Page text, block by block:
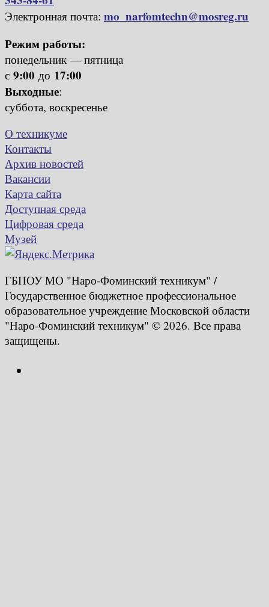
Электронная почта: mo_narfomtechn@mosreg.ru
Режим работы:
понедельник — пятница
с 9:00 до 17:00
Выходные:
суббота, воскресенье
О техникуме
Контакты
Архив новостей
Вакансии
Карта сайта
Доступная среда
Цифровая среда
Музей
ГБПОУ МО "Наро-Фоминский техникум" /
Государственное бюджетное профессиональное
образовательное учреждение Московской области
"Наро-Фоминский техникум" © 2026. Все права
защищены.